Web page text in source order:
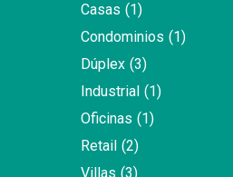
Casas (1)
Condominios (1)
Dúplex (3)
Industrial (1)
Oficinas (1)
Retail (2)
Villas (3)